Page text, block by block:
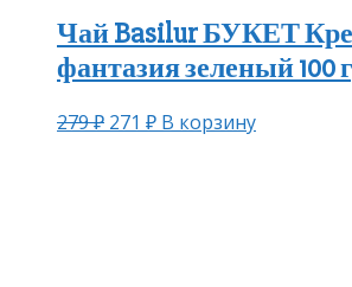
Чай Basilur БУКЕТ
фантазия зеленый 100
279₽ 271 ₽ В корзину